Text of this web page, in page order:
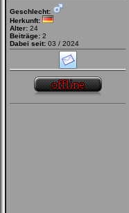
Geschlecht:
Herkunft:
Alter: 24
Beiträge: 2
Dabei seit: 03 / 2024